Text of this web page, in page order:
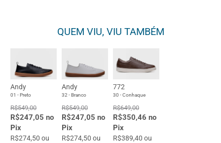
QUEM VIU, VIU TAMBÉM
Andy
01 - Preto
R$549,00
R$247,05 no
Pix
R$274,50 ou
Andy
32 - Branco
R$549,00
R$247,05 no
Pix
R$274,50 ou
772
30 - Conhaque
R$649,00
R$350,46 no
Pix
R$389,40 ou